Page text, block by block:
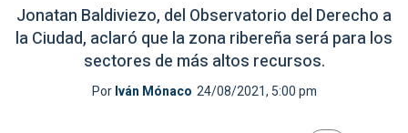
Jonatan Baldiviezo, del Observatorio del Derecho a
la Ciudad, aclaró que la zona ribereña será para los
sectores de más altos recursos.
PorIván Mónaco 24/08/2021, 5:00 pm